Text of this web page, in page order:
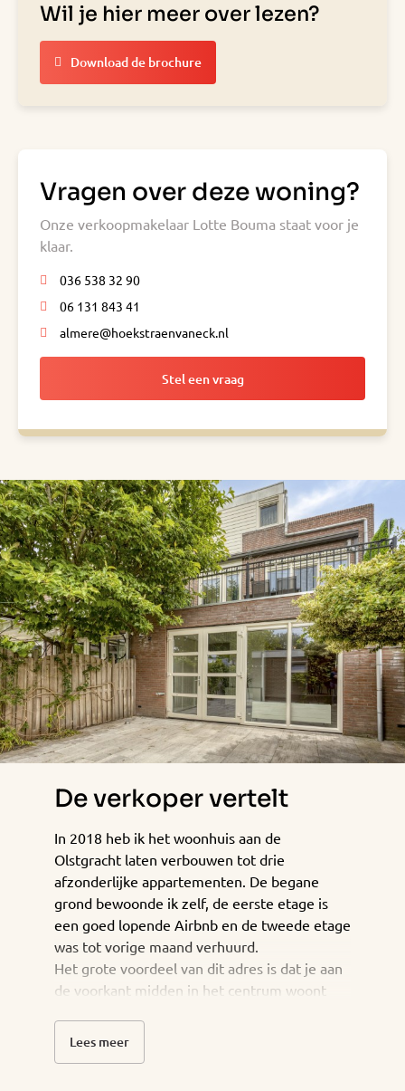
Wil je hier meer over lezen?
Download de brochure
Vragen over deze woning?
Onze verkoopmakelaar Lotte Bouma staat voor je
klaar.
036 538 32 90
06 131 843 41
almere@hoekstraenvaneck.nl
Stel een vraag
De verkoper vertelt
In 2018 heb ik het woonhuis aan de
Olstgracht laten verbouwen tot drie
afzonderlijke appartementen. De begane
grond bewoonde ik zelf, de eerste etage is
een goed lopende Airbnb en de tweede etage
was tot vorige maand verhuurd.
Het grote voordeel van dit adres is dat je aan
de voorkant midden in het centrum woont
Lees meer